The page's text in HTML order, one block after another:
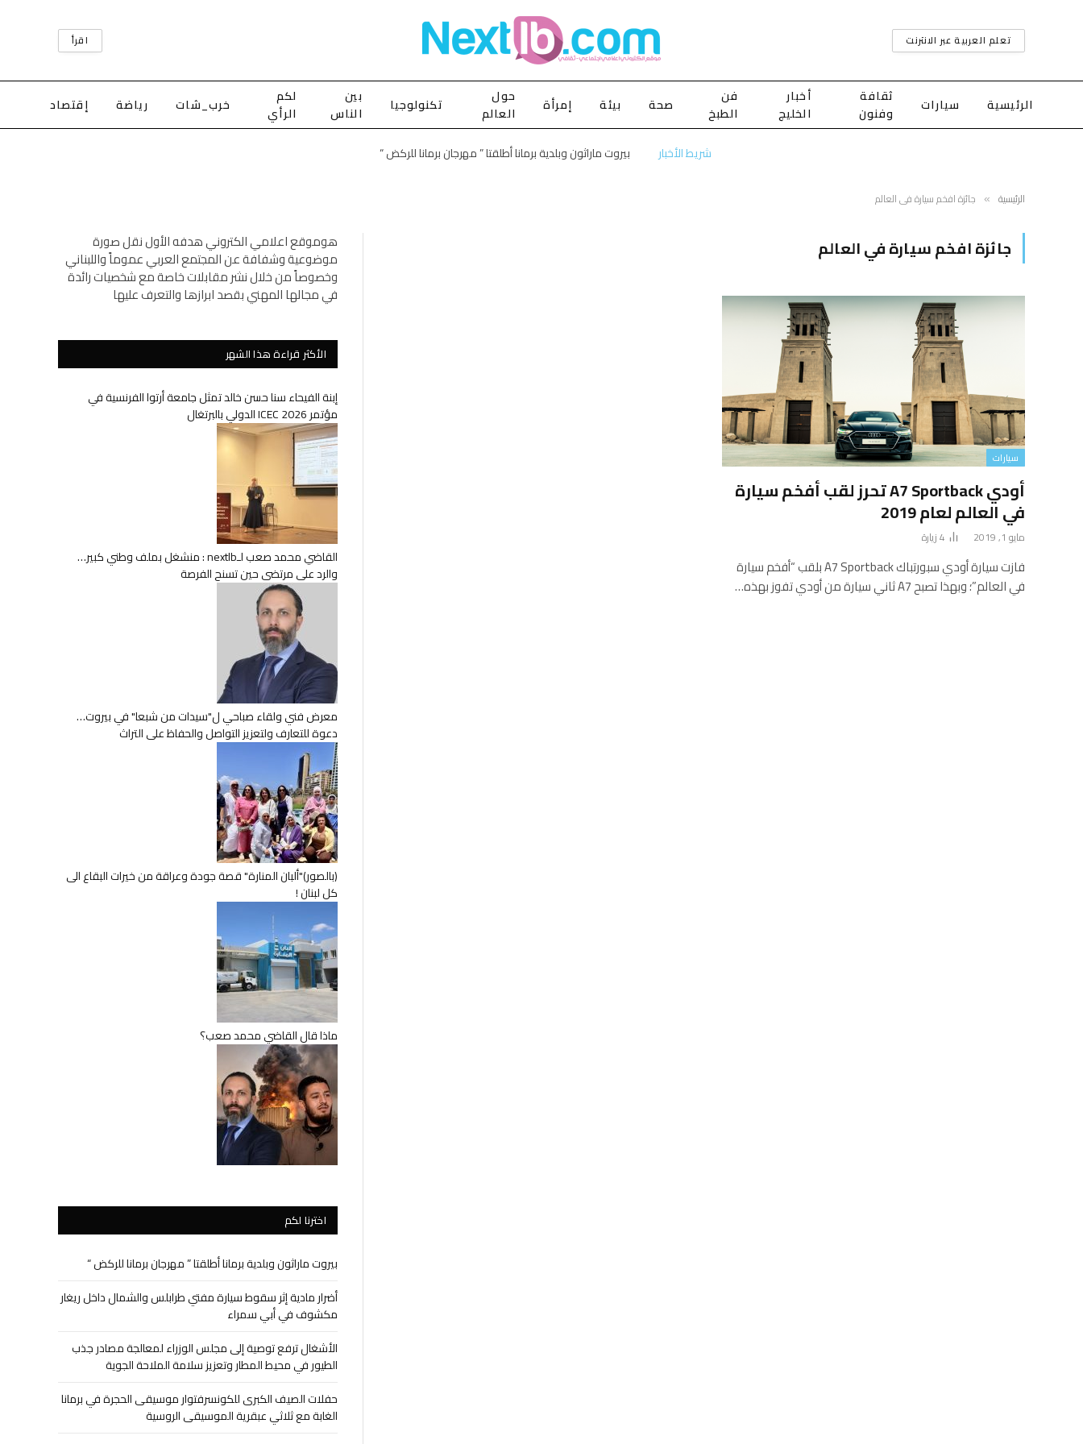
تعلم العربية عبر الانترنت اقرأ
الرئيسية سيارات
ثقافة
وفنون
أخبار
الخليج
فن
الطبخ
صحة بيئة إمرأة
حول
العالم
تكنولوجيا
بين
الناس
لكم
الرأي
خرب_شات رياضة إقتصاد
شريط الأخبار بيروت ماراثون وبلدية برمانا أطلقتا ” مهرجان برمانا للركض “
الرئيسية » جائزة افخم سيارة في العالم
جائزة افخم سيارة في العالم
سيارات
أودي A7 Sportback تحرز لقب أفخم سيارة
في العالم لعام 2019
مايو 1, 2019 4زيارة
فازت سيارة أودي سبورتباك A7 Sportback بلقب “أفخم سيارة
في العالم”؛ وبهذا تصبح A7 ثاني سيارة من أودي تفوز بهذه…
هوموقع اعلامي الكتروني هدفه الأول نقل صورة
موضوعية وشفافة عن المجتمع العربي عموماً واللبناني
وخصوصاً من خلال نشر مقابلات خاصة مع شخصيات رائدة
في مجالها المهني بقصد ابرازها والتعرف عليها
الأكثر قراءة هذا الشهر
إبنة الفيحاء سنا حسن خالد تمثل جامعة أرتوا الفرنسية في
مؤتمر ICEC 2026 الدولي بالبرتغال
القاضي محمد صعب لـnextlb : منشغل بملف وطني كبير…
والرد على مرتضى حين تسنح الفرصة
معرض فني ولقاء صباحي ل"سيدات من شبعا" في بيروت…
دعوة للتعارف ولتعزيز التواصل والحفاظ على التراث
(بالصور)"ألبان المنارة" قصة جودة وعراقة من خيرات البقاع الى
كل لبنان !
ماذا قال القاضي محمد صعب؟
اخترنا لكم
بيروت ماراثون وبلدية برمانا أطلقتا ” مهرجان برمانا للركض “
أضرار مادية إثر سقوط سيارة مفتي طرابلس والشمال داخل ريغار
مكشوف في أبي سمراء
الأشغال ترفع توصية إلى مجلس الوزراء لمعالجة مصادر جذب
الطيور في محيط المطار وتعزيز سلامة الملاحة الجوية
حفلات الصيف الكبرى للكونسرفتوار موسيقى الحجرة في برمانا
الغابة مع ثلاثي عبقرية الموسيقى الروسية